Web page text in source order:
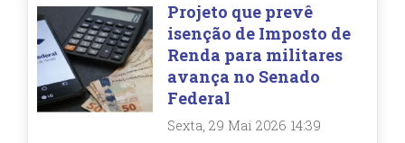
Projeto que prevê
isenção de Imposto de
Renda para militares
avança no Senado
Federal
Sexta, 29 Mai 2026 14:39